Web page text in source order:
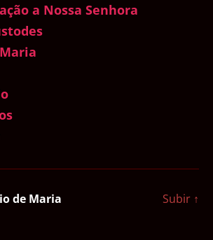
a Nossa Senhora
de Maria
Subir ↑